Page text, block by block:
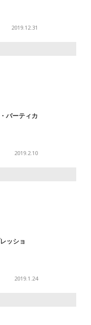
2019.12.31
バーティカ
2019.2.10
ッショ
2019.1.24